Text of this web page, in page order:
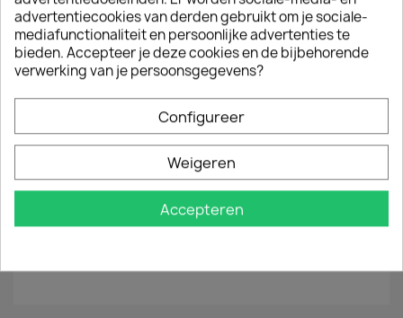
Cantiga Para Meu Pai
LP : 12"
EAN : 0602507440435
Tracklist
Song For My Father
The Natives Are Restless Tonight
Que Pasa
advertentiecookies van derden gebruikt om je sociale-
mediafunctionaliteit en persoonlijke advertenties te
bieden. Accepteer je deze cookies en de bijbehorende
verwerking van je persoonsgegevens?
Configureer
Weigeren
Accepteren